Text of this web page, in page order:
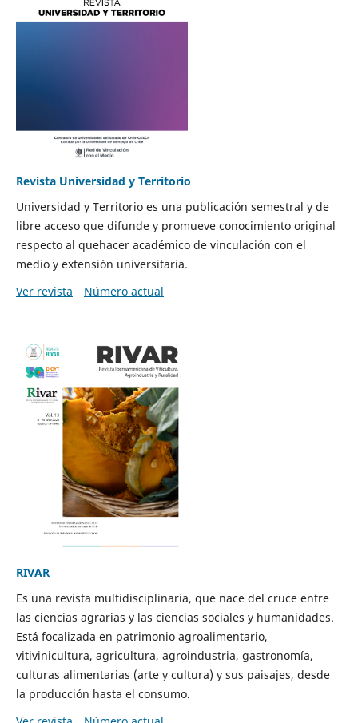
Revista Universidad y Territorio
Universidad y Territorio es una publicación semestral y de
libre acceso que difunde y promueve conocimiento original
respecto al quehacer académico de vinculación con el
medio y extensión universitaria.
Ver revista
Número actual
RIVAR
Es una revista multidisciplinaria, que nace del cruce entre
las ciencias agrarias y las ciencias sociales y humanidades.
Está focalizada en patrimonio agroalimentario,
vitivinicultura, agricultura, agroindustria, gastronomía,
culturas alimentarias (arte y cultura) y sus paisajes, desde
la producción hasta el consumo.